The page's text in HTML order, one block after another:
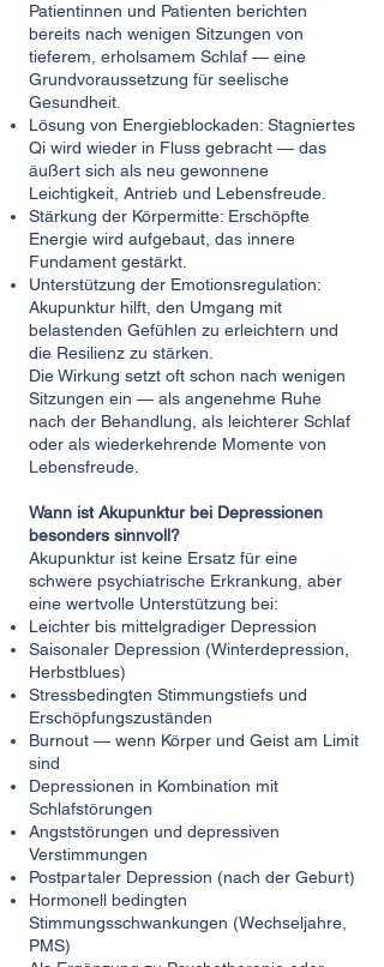
Patientinnen und Patienten berichten
bereits nach wenigen Sitzungen von
tieferem, erholsamem Schlaf — eine
Grundvoraussetzung für seelische
Gesundheit.
Lösung von Energieblockaden: Stagniertes
Qi wird wieder in Fluss gebracht — das
äußert sich als neu gewonnene
Leichtigkeit, Antrieb und Lebensfreude.
Stärkung der Körpermitte: Erschöpfte
Energie wird aufgebaut, das innere
Fundament gestärkt.
Unterstützung der Emotionsregulation:
Akupunktur hilft, den Umgang mit
belastenden Gefühlen zu erleichtern und
die Resilienz zu stärken.
Die Wirkung setzt oft schon nach wenigen
Sitzungen ein — als angenehme Ruhe
nach der Behandlung, als leichterer Schlaf
oder als wiederkehrende Momente von
Lebensfreude.
Wann ist Akupunktur bei Depressionen
besonders sinnvoll?
Akupunktur ist keine Ersatz für eine
schwere psychiatrische Erkrankung, aber
eine wertvolle Unterstützung bei:
Leichter bis mittelgradiger Depression
Saisonaler Depression (Winterdepression,
Herbstblues)
Stressbedingten Stimmungstiefs und
Erschöpfungszuständen
Burnout — wenn Körper und Geist am Limit
sind
Depressionen in Kombination mit
Schlafstörungen
Angststörungen und depressiven
Verstimmungen
Postpartaler Depression (nach der Geburt)
Hormonell bedingten
Stimmungsschwankungen (Wechseljahre,
PMS)